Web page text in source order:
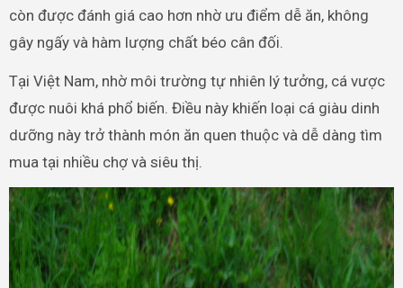
còn được đánh giá cao hơn nhờ ưu điểm dễ ăn, không
gây ngấy và hàm lượng chất béo cân đối.
Tại Việt Nam, nhờ môi trường tự nhiên lý tưởng, cá vược
được nuôi khá phổ biến. Điều này khiến loại cá giàu dinh
dưỡng này trở thành món ăn quen thuộc và dễ dàng tìm
mua tại nhiều chợ và siêu thị.